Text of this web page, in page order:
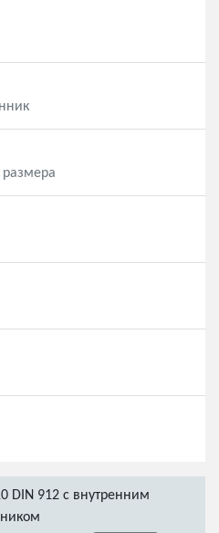
размера
DIN 912 с внутренним